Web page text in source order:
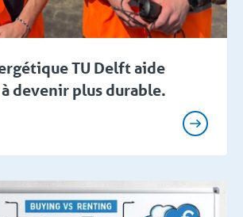
TU Delft aide
devenir plus durable.